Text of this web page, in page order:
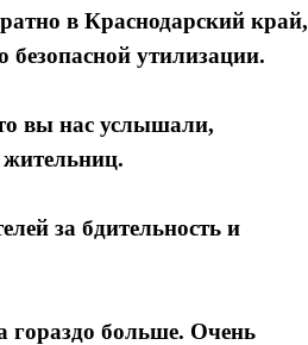
в Краснодарский край,
утилизации.
вы нас услышали,
за бдительность и
гораздо больше. Очень